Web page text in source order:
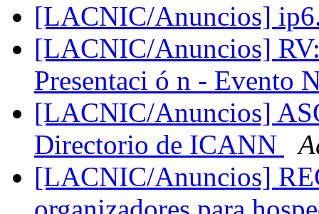
[LACNIC/Anuncios]
[LACNIC/Anuncios]
Presentaci ó n - Evento
[LACNIC/Anuncios]
Directorio de ICANN
[LACNIC/Anuncios]